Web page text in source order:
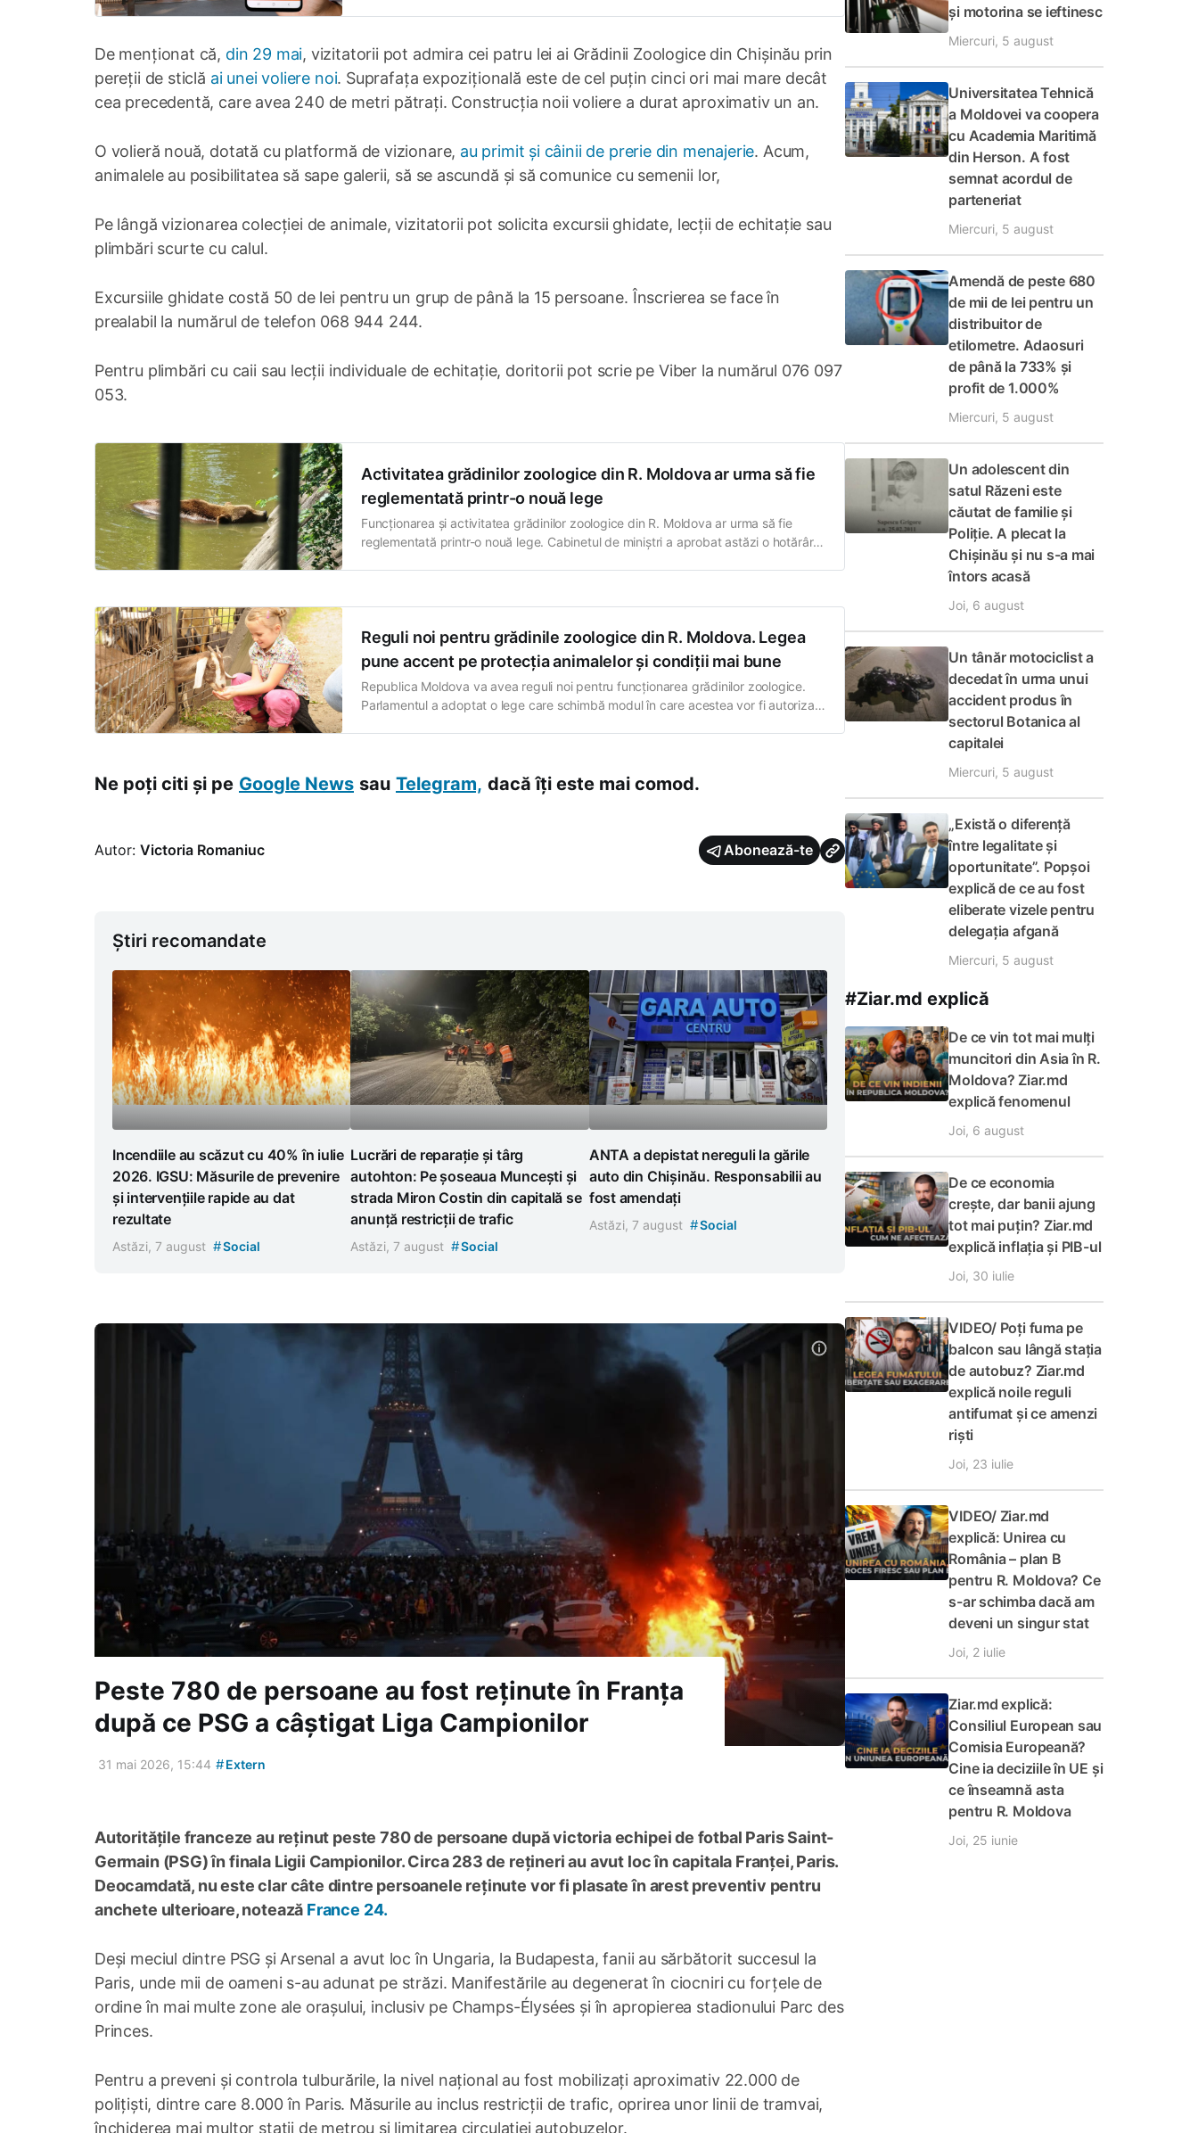
Acum, prin
De menționat că, din 29 mai, vizitatorii pot admira cei patru lei ai Grădinii Zoologice din Chișinău prin
pereții de sticlă ai unei voliere noi. Suprafața expozițională este de cel puțin cinci ori mai mare decât
cea precedentă, care avea 240 de metri pătrați. Construcția noii voliere a durat aproximativ un an.
O volieră nouă, dotată cu platformă de vizionare, au primit și câinii de prerie din menajerie. Acum,
animalele au posibilitatea să sape galerii, să se ascundă și să comunice cu semenii lor,
Pe lângă vizionarea colecției de animale, vizitatorii pot solicita excursii ghidate, lecții de echitație sau
plimbări scurte cu calul.
Excursiile ghidate costă 50 de lei pentru un grup de până la 15 persoane. Înscrierea se face în
prealabil la numărul de telefon 068 944 244.
Pentru plimbări cu caii sau lecții individuale de echitație, doritorii pot scrie pe Viber la numărul 076 097
053.
Activitatea grădinilor zoologice din R. Moldova ar urma să fie
reglementată printr-o nouă lege
Funcționarea și activitatea grădinilor zoologice din R. Moldova ar urma să fie
reglementată printr-o nouă lege. Cabinetul de miniștri a aprobat astăzi o hotărâre
Reguli noi pentru grădinile zoologice din R. Moldova. Legea
pune accent pe protecția animalelor și condiții mai bune
Republica Moldova va avea reguli noi pentru funcționarea grădinilor zoologice.
Parlamentul a adoptat o lege care schimbă modul în care acestea vor fi autorizate
Ne poți citi și pe Google News sau Telegram, dacă îți este mai comod.
Autor: Victoria Romaniuc Abonează-te
Știri recomandate
Incendiile au scăzut cu 40% în iulie
2026. IGSU: Măsurile de prevenire
și intervențiile rapide au dat
rezultate
Astăzi, 7 august #Social
Lucrări de reparație și târg
autohton: Pe șoseaua Muncești și
strada Miron Costin din capitală se
anunță restricții de trafic
Astăzi, 7 august #Social
ANTA a depistat nereguli la gările
auto din Chișinău. Responsabilii au
fost amendați
Astăzi, 7 august #Social
Peste 780 de persoane au fost reținute în Franța
după ce PSG a câștigat Liga Campionilor
31 mai 2026, 15:44 #Extern
Autoritățile franceze au reținut peste 780 de persoane după victoria echipei de fotbal Paris Saint-
Germain (PSG) în finala Ligii Campionilor. Circa 283 de rețineri au avut loc în capitala Franței, Paris.
Deocamdată, nu este clar câte dintre persoanele reținute vor fi plasate în arest preventiv pentru
anchete ulterioare, notează France 24.
Deși meciul dintre PSG și Arsenal a avut loc în Ungaria, la Budapesta, fanii au sărbătorit succesul la
Paris, unde mii de oameni s-au adunat pe străzi. Manifestările au degenerat în ciocniri cu forțele de
ordine în mai multe zone ale orașului, inclusiv pe Champs-Élysées și în apropierea stadionului Parc des
Princes.
Pentru a preveni și controla tulburările, la nivel național au fost mobilizați aproximativ 22.000 de
polițiști, dintre care 8.000 în Paris. Măsurile au inclus restricții de trafic, oprirea unor linii de tramvai,
închiderea mai multor stații de metrou și limitarea circulației autobuzelor.
și motorina se ieftinesc
Miercuri, 5 august
Universitatea Tehnică
a Moldovei va coopera
cu Academia Maritimă
din Herson. A fost
semnat acordul de
parteneriat
Miercuri, 5 august
Amendă de peste 680
de mii de lei pentru un
distribuitor de
etilometre. Adaosuri
de până la 733% și
profit de 1.000%
Miercuri, 5 august
Un adolescent din
satul Răzeni este
căutat de familie și
Poliție. A plecat la
Chișinău și nu s-a mai
întors acasă
Joi, 6 august
Un tânăr motociclist a
decedat în urma unui
accident produs în
sectorul Botanica al
capitalei
Miercuri, 5 august
„Există o diferență
între legalitate și
oportunitate”. Popșoi
explică de ce au fost
eliberate vizele pentru
delegația afgană
Miercuri, 5 august
#Ziar.md explică
De ce vin tot mai mulți
muncitori din Asia în R.
Moldova? Ziar.md
explică fenomenul
Joi, 6 august
De ce economia
crește, dar banii ajung
tot mai puțin? Ziar.md
explică inflația și PIB-ul
Joi, 30 iulie
VIDEO/ Poți fuma pe
balcon sau lângă stația
de autobuz? Ziar.md
explică noile reguli
antifumat și ce amenzi
riști
Joi, 23 iulie
VIDEO/ Ziar.md
explică: Unirea cu
România – plan B
pentru R. Moldova? Ce
s-ar schimba dacă am
deveni un singur stat
Joi, 2 iulie
Ziar.md explică:
Consiliul European sau
Comisia Europeană?
Cine ia deciziile în UE și
ce înseamnă asta
pentru R. Moldova
Joi, 25 iunie